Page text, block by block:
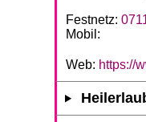
Festnetz:
Mobil:
Web: https://